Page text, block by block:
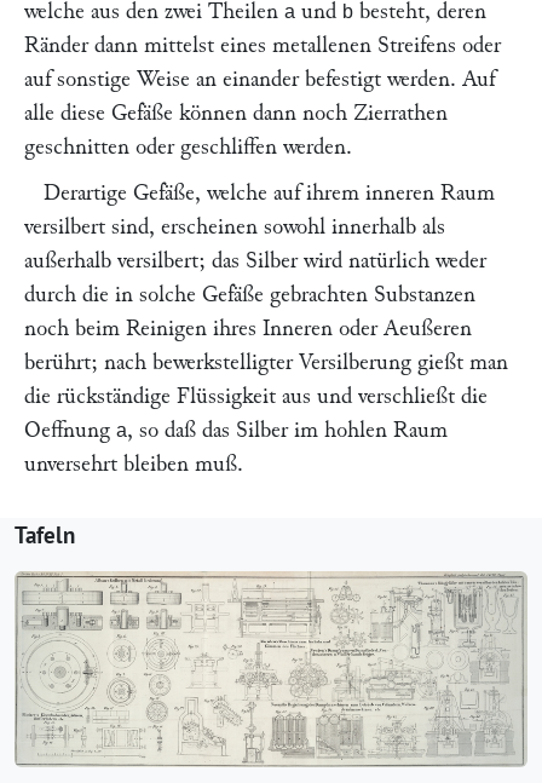
welche aus den zwei Theilen a und b besteht, deren
Ränder dann mittelst eines metallenen Streifens oder
auf sonstige Weise an einander befestigt werden. Auf
alle diese Gefäße können dann noch Zierrathen
geschnitten oder geschliffen werden.
Derartige Gefäße, welche auf ihrem inneren Raum
versilbert sind, erscheinen sowohl innerhalb als
außerhalb versilbert; das Silber wird natürlich weder
durch die in solche Gefäße gebrachten Substanzen
noch beim Reinigen ihres Inneren oder Aeußeren
berührt; nach bewerkstelligter Versilberung gießt man
die rückständige Flüssigkeit aus und verschließt die
Oeffnung a, so daß das Silber im hohlen Raum
unversehrt bleiben muß.
Tafeln